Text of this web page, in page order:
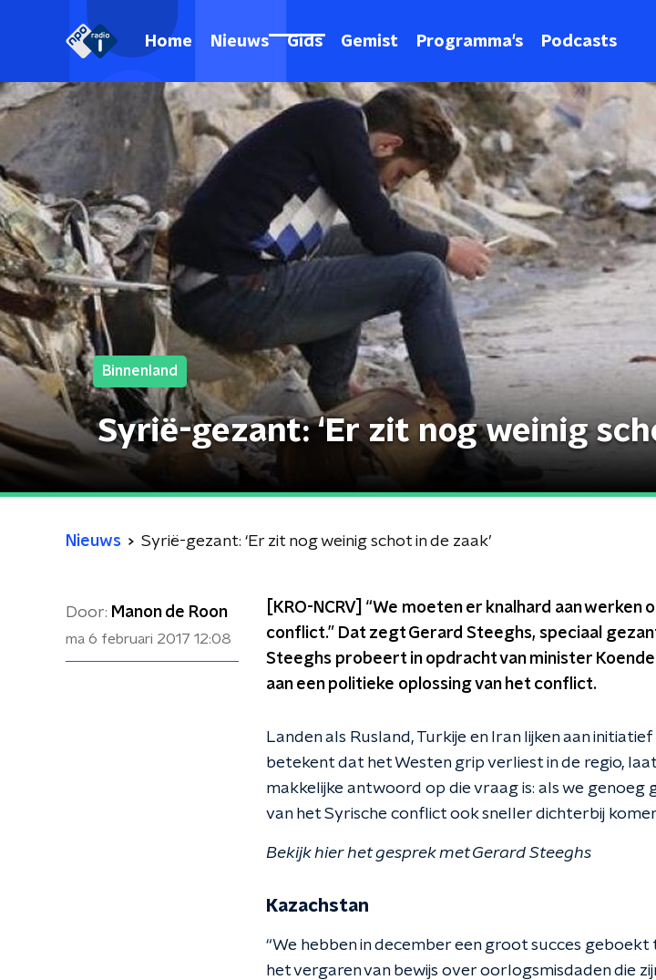
Home Nieuws Gids Gemist Programma's Podcasts
Binnenland
Syrië-gezant: ‘Er zit nog weinig
Nieuws Syrië-gezant: ‘Er zit nog weinig schot in de zaak’
Door: Manon de Roon
ma 6 februari 2017 12:08
[KRO-NCRV] “We moeten er knalhard aan
conflict.” Dat zegt Gerard Steeghs, speciaal
Steeghs probeert in opdracht van minister
aan een politieke oplossing van het conflict.
Landen als Rusland, Turkije en Iran lijken aan
betekent dat het Westen grip verliest in de regio,
makkelijke antwoord op die vraag is: als we genoeg
van het Syrische conflict ook sneller dichterbij
Bekijk hier het gesprek met Gerard Steeghs
Kazachstan
“We hebben in december een groot succes
het vergaren van bewijs over oorlogsmisdaden die